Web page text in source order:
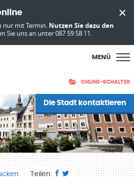
nur mit Termin. Nutzen Sie dazu den
Sie uns an unter 087 59 58 11.
MENÜ
ONLINE-SCHALTER
Die Stadt kontaktieren
Teilen: